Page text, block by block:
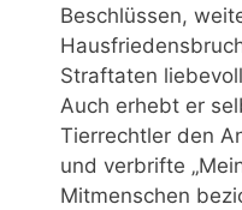
Beschlüssen,
Straftaten
Auch erhebt er
Tierrechtler den
und verbrifte
Mitmenschen